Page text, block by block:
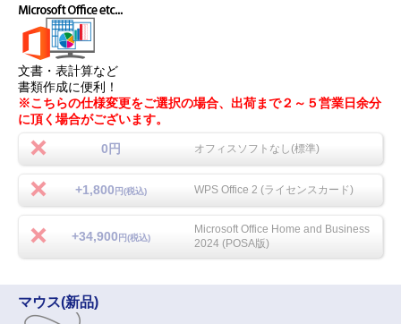
文書・表計算など
書類作成に便利！
※こちらの仕様変更をご選択の場合、出荷まで２～５営業日余分
に頂く場合がございます。
0円 オフィスソフトなし(標準)
+1,800 円(税込) WPS Office 2 (ライセンスカード)
+34,900 円(税込)
Microsoft Office Home and Business
2024 (POSA版)
マウス(新品)